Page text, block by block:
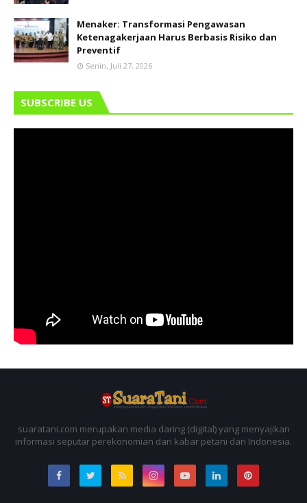
Menaker: Transformasi Pengawasan
Ketenagakerjaan Harus Berbasis Risiko dan
Preventif
Senin, Juli 27, 2026
SUBSCRIBE US
suaratani.com merupakan media daring (digital) yang menyajikan
informasi seputar perekonomian dan kabar petani dari Indonesia.